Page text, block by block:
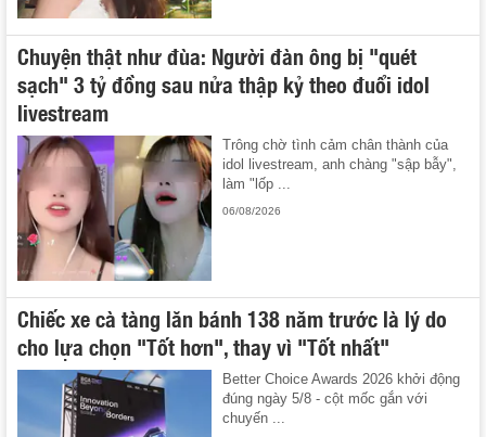
Chuyện thật như đùa: Người đàn ông bị "quét
sạch" 3 tỷ đồng sau nửa thập kỷ theo đuổi idol
livestream
Trông chờ tình cảm chân thành của
idol livestream, anh chàng "sập bẫy",
làm "lốp ...
06/08/2026
Chiếc xe cà tàng lăn bánh 138 năm trước là lý do
cho lựa chọn "Tốt hơn", thay vì "Tốt nhất"
Better Choice Awards 2026 khởi động
đúng ngày 5/8 - cột mốc gắn với
chuyến ...